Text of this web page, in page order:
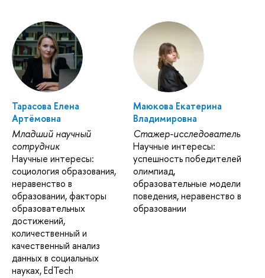
Тарасова Елена
Артёмовна
Младший научный
сотрудник
Научные интересы:
социология образования,
неравенство в
образовании, факторы
образовательных
достижений,
количественный и
качественный анализ
данных в социальных
науках, EdTech
Маюкова Екатерина
Владимировна
Стажер-исследователь
Научные интересы:
успешность победителей
олимпиад,
образовательные модели
поведения, неравенство в
образовании